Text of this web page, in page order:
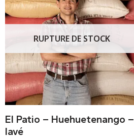
RUPTURE DE STOCK
El Patio – Huehuetenango –
lavé